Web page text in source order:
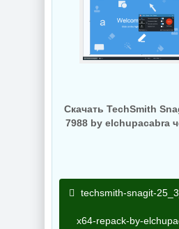
Скачать TechSmith
7988 by elchupacabra
techsmith-snagit-
x64-repack-by-